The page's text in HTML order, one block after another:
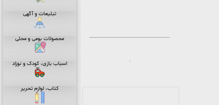
تبلیعات و آگهی
محصولات بومی و محلی
اسباب بازی، کودک و نوزاد
کتاب، لوازم تحریر
جمله چیزهایی که می‌توانید انتظار
مختلفی را برگزار می‌کنیم که شما